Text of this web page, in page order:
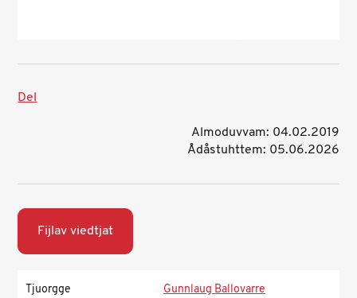
Del
Almoduvvam: 04.02.2019
Ådåstuhttem: 05.06.2026
Fijlav viedtjat
Tjuorgge
Gunnlaug Ballovarre